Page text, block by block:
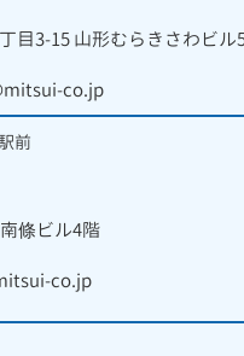
目3-15 山形むらきさわビル
co.jp
前
條ビル4階
co.jp